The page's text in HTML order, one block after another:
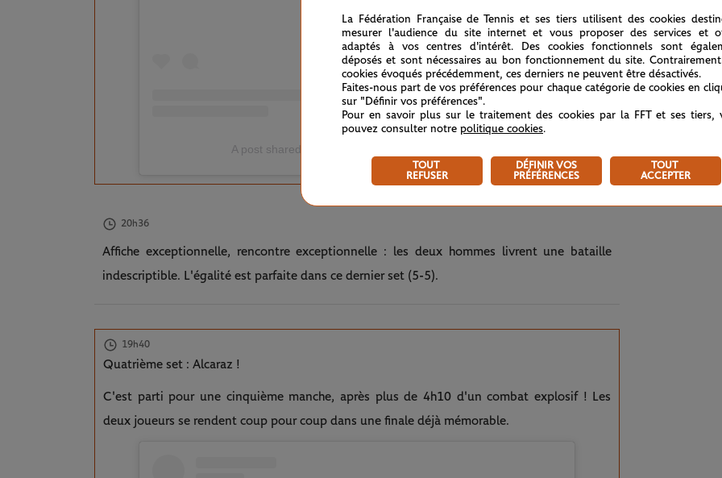
A post shared by Roland-Garros (@rolandgarros)
20h36
Affiche exceptionnelle, rencontre exceptionnelle : les deux hommes livrent une bataille
indescriptible. L'égalité est parfaite dans ce dernier set (5-5).
19h40
Quatrième set : Alcaraz !
C'est parti pour une cinquième manche, après plus de 4h10 d'un combat explosif ! Les
deux joueurs se rendent coup pour coup dans une finale déjà mémorable.
La Fédération Française de Tennis et ses tiers utilisent des cookies
mesurer l'audience du site internet et vous proposer des services et
adaptés à vos centres d'intérêt. Des cookies fonctionnels sont
déposés et sont nécessaires au bon fonctionnement du site.
cookies évoqués précédemment, ces derniers ne peuvent être désactivés.
Faites-nous part de vos préférences pour chaque catégorie de cookies en
sur "Définir vos préférences".
Pour en savoir plus sur le traitement des cookies par la FFT et ses tiers,
pouvez consulter notre politique cookies.
TOUT
REFUSER
DÉFINIR VOS
PRÉFÉRENCES
TOUT
ACCEPTER